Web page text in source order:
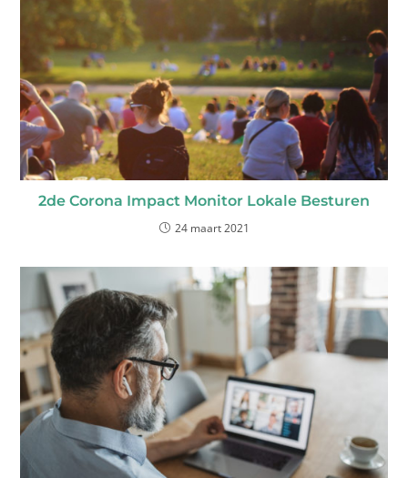
2de Corona Impact Monitor Lokale Besturen
24 maart 2021